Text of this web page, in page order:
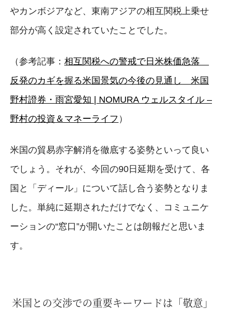
やカンボジアなど、東南アジアの相互関税上乗せ
部分が高く設定されていたことでした。
（参考記事： 相互関税への警戒で日米株価急落
反発のカギを握る米国景気の今後の見通し 米国
野村證券・雨宮愛知 | NOMURA ウェルスタイル –
野村の投資＆マネーライフ ）
米国の貿易赤字解消を徹底する姿勢といって良い
でしょう。それが、今回の90日延期を受けて、各
国と「ディール」について話し合う姿勢となりま
した。単純に延期されただけでなく、コミュニケ
ーションの“窓口”が開いたことは朗報だと思いま
す。
米国との交渉での重要キーワードは「敬意」